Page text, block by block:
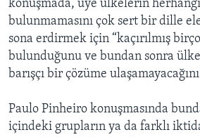
konuşmada, üye ülkelerin
bulunmamasını çok sert bir dille
sona erdirmek için “kaçırılmış
bulunduğunu ve bundan sonra
barışçı bir çözüme
Paulo Pinheiro konuşmasında
içindeki grupların ya da farklı